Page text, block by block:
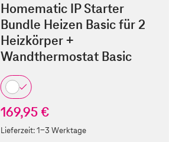
Homematic IP Starter
Bundle Heizen Basic für 2
Heizkörper +
Wandthermostat Basic
169,95 €
Lieferzeit:1-3 Werktage